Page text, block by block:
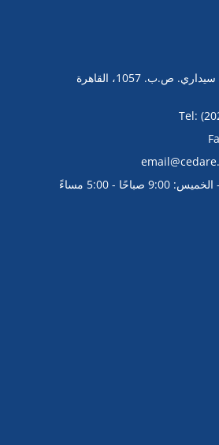
• 2 شارع الحجاز، مبنى سيداري. ص.ب. 1057، القاهرة
- 5:00 مساءً